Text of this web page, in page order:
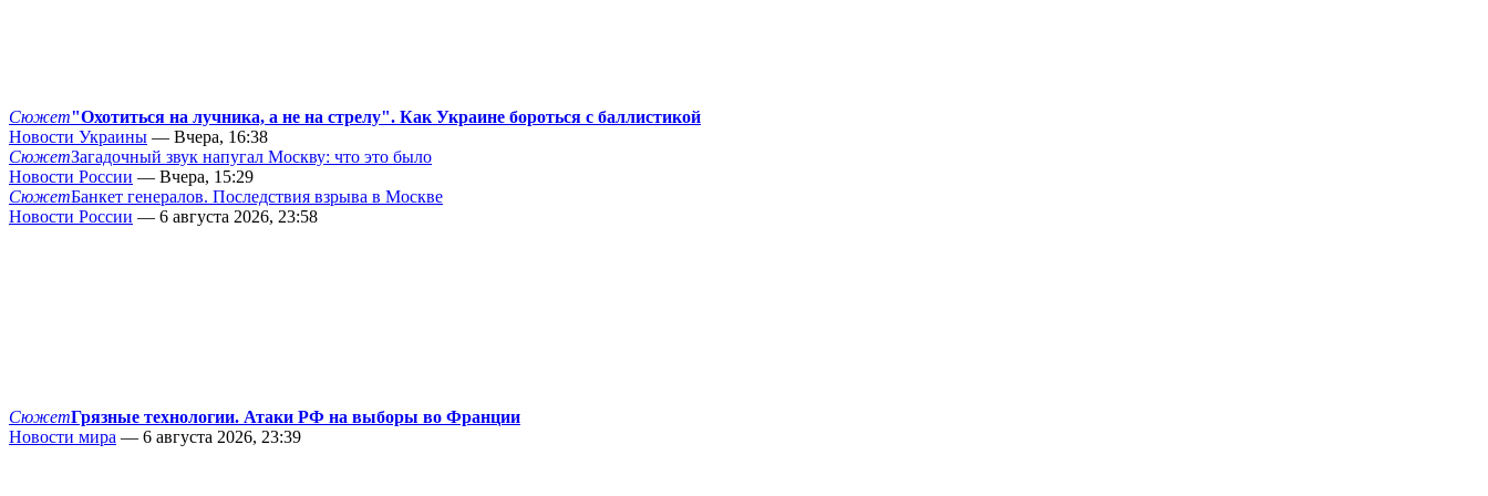
Сюжет"Охотиться на лучника, а не на стрелу". Как Украине бороться с баллистикой
Новости Украины — Вчера, 16:38
СюжетЗагадочный звук напугал Москву: что это было
Новости России — Вчера, 15:29
СюжетБанкет генералов. Последствия взрыва в Москве
Новости России — 6 августа 2026, 23:58
СюжетГрязные технологии. Атаки РФ на выборы во Франции
Новости мира — 6 августа 2026, 23:39